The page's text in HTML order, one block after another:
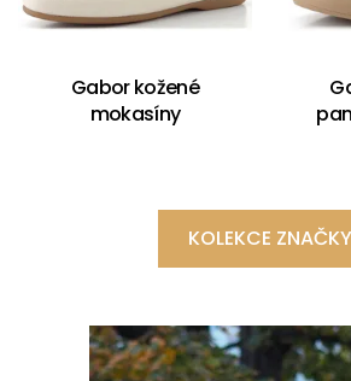
Gabor kožené
mokasíny
KOLEKCE ZNAČKY